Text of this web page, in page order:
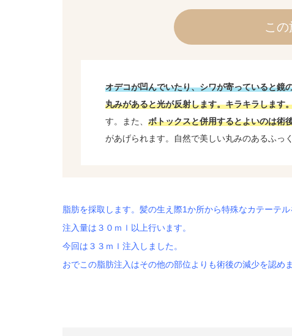
こ
オデコが凹んでいたり、シワが寄っていると鏡
丸みがあると光が反射します。キラキラします
す。また、 ボトックスと併用するとよいのは術
があげられます。自然で美しい丸みのあるふっ
脂肪を採取します。髪の生え際1か所から特殊なカテーテ
注入量は３０ｍｌ以上行います。
今回は３３ｍｌ注入しました。
おでこの脂肪注入はその他の部位よりも術後の減少を認め